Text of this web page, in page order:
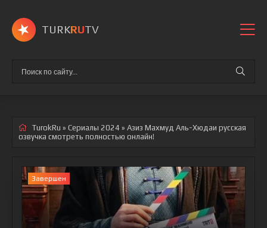
TURKRUTV
TurokRu » Сериалы 2024 » Азиз Махмуд Аль-Хюдаи русская
озвучка смотреть полностью онлайн!
Завершен